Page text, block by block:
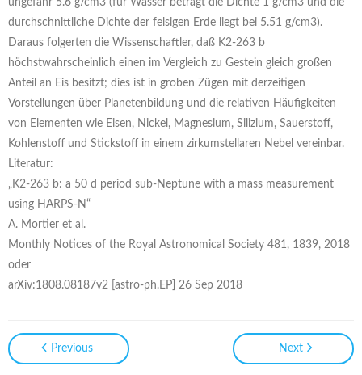
ungefähr 5.6 g/cm3 (für Wasser beträgt die Dichte 1 g/cm3 und die
durchschnittliche Dichte der felsigen Erde liegt bei 5.51 g/cm3).
Daraus folgerten die Wissenschaftler, daß K2-263 b
höchstwahrscheinlich einen im Vergleich zu Gestein gleich großen
Anteil an Eis besitzt; dies ist in groben Zügen mit derzeitigen
Vorstellungen über Planetenbildung und die relativen Häufigkeiten
von Elementen wie Eisen, Nickel, Magnesium, Silizium, Sauerstoff,
Kohlenstoff und Stickstoff in einem zirkumstellaren Nebel vereinbar.
Literatur:
„K2-263 b: a 50 d period sub-Neptune with a mass measurement
using HARPS-N“
A. Mortier et al.
Monthly Notices of the Royal Astronomical Society 481, 1839, 2018
oder
arXiv:1808.08187v2 [astro-ph.EP] 26 Sep 2018
Previous Next